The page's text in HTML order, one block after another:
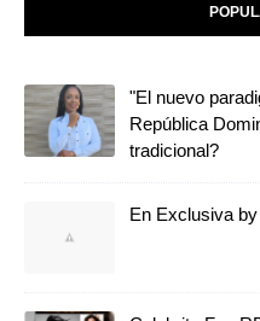
"El nuevo
República
tradicional?
En Exclusiva